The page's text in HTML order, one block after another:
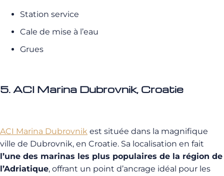
Station service
Cale de mise à l’eau
Grues
5. ACI Marina Dubrovnik, Croatie
ACI Marina Dubrovnik est située dans la magnifique
ville de Dubrovnik, en Croatie. Sa localisation en fait
l’une des marinas les plus populaires de la région de
l’Adriatique, offrant un point d’ancrage idéal pour les